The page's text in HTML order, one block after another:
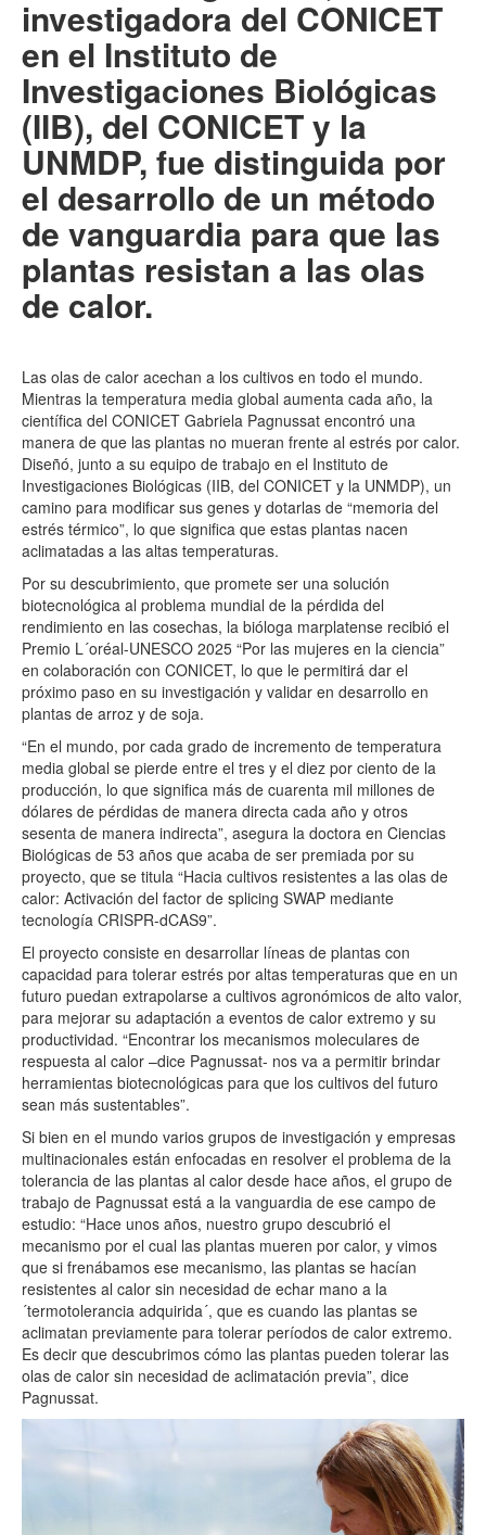
investigadora del CONICET
en el Instituto de
Investigaciones Biológicas
(IIB), del CONICET y la
UNMDP, fue distinguida por
el desarrollo de un método
de vanguardia para que las
plantas resistan a las olas
de calor.
Las olas de calor acechan a los cultivos en todo el mundo.
Mientras la temperatura media global aumenta cada año, la
científica del CONICET Gabriela Pagnussat encontró una
manera de que las plantas no mueran frente al estrés por calor.
Diseñó, junto a su equipo de trabajo en el Instituto de
Investigaciones Biológicas (IIB, del CONICET y la UNMDP), un
camino para modificar sus genes y dotarlas de “memoria del
estrés térmico”, lo que significa que estas plantas nacen
aclimatadas a las altas temperaturas.
Por su descubrimiento, que promete ser una solución
biotecnológica al problema mundial de la pérdida del
rendimiento en las cosechas, la bióloga marplatense recibió el
Premio L´oréal-UNESCO 2025 “Por las mujeres en la ciencia”
en colaboración con CONICET, lo que le permitirá dar el
próximo paso en su investigación y validar en desarrollo en
plantas de arroz y de soja.
“En el mundo, por cada grado de incremento de temperatura
media global se pierde entre el tres y el diez por ciento de la
producción, lo que significa más de cuarenta mil millones de
dólares de pérdidas de manera directa cada año y otros
sesenta de manera indirecta”, asegura la doctora en Ciencias
Biológicas de 53 años que acaba de ser premiada por su
proyecto, que se titula “Hacia cultivos resistentes a las olas de
calor: Activación del factor de splicing SWAP mediante
tecnología CRISPR-dCAS9”.
El proyecto consiste en desarrollar líneas de plantas con
capacidad para tolerar estrés por altas temperaturas que en un
futuro puedan extrapolarse a cultivos agronómicos de alto valor,
para mejorar su adaptación a eventos de calor extremo y su
productividad. “Encontrar los mecanismos moleculares de
respuesta al calor –dice Pagnussat- nos va a permitir brindar
herramientas biotecnológicas para que los cultivos del futuro
sean más sustentables”.
Si bien en el mundo varios grupos de investigación y empresas
multinacionales están enfocadas en resolver el problema de la
tolerancia de las plantas al calor desde hace años, el grupo de
trabajo de Pagnussat está a la vanguardia de ese campo de
estudio: “Hace unos años, nuestro grupo descubrió el
mecanismo por el cual las plantas mueren por calor, y vimos
que si frenábamos ese mecanismo, las plantas se hacían
resistentes al calor sin necesidad de echar mano a la
´termotolerancia adquirida´, que es cuando las plantas se
aclimatan previamente para tolerar períodos de calor extremo.
Es decir que descubrimos cómo las plantas pueden tolerar las
olas de calor sin necesidad de aclimatación previa”, dice
Pagnussat.